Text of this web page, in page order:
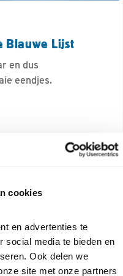
cookies
en advertenties te
social media te bieden en
Ook delen we
site met onze partners
Blauwe Lijst
en dus
eendjes.